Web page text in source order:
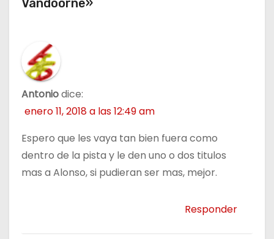
Antoniodice:
enero 11, 2018 a las 12:49 am
Espero que les vaya tan bien fuera como
dentro de la pista y le den uno o dos titulos
mas a Alonso, si pudieran ser mas, mejor.
Responder